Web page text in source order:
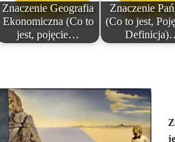
Znaczenie Geografia
Ekonomiczna (Co to
jest, pojęcie…
Znaczenie
(Co to jest,